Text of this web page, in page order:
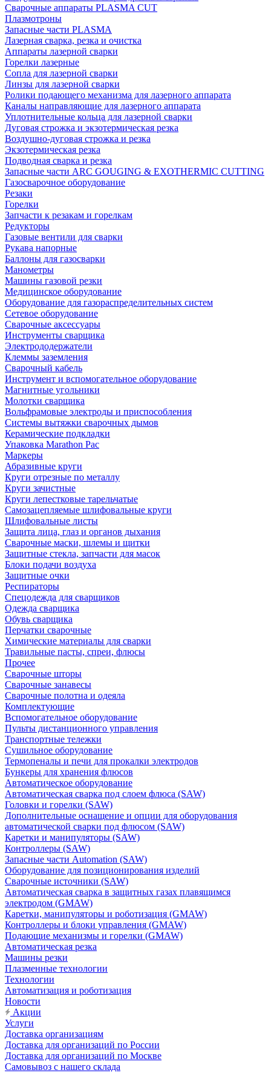
Сварочные аппараты PLASMA CUT
Плазмотроны
Запасные части PLASMA
Лазерная сварка, резка и очистка
Аппараты лазерной сварки
Горелки лазерные
Сопла для лазерной сварки
Линзы для лазерной сварки
Ролики подающего механизма для лазерного аппарата
Каналы направляющие для лазерного аппарата
Уплотнительные кольца для лазерной сварки
Дуговая строжка и экзотермическая резка
Воздушно-дуговая строжка и резка
Экзотермическая резка
Подводная сварка и резка
Запасные части ARC GOUGING & EXOTHERMIC CUTTING
Газосварочное оборудование
Резаки
Горелки
Запчасти к резакам и горелкам
Редукторы
Газовые вентили для сварки
Рукава напорные
Баллоны для газосварки
Манометры
Машины газовой резки
Медицинское оборудование
Оборудование для газораспределительных систем
Сетевое оборудование
Сварочные аксессуары
Инструменты сварщика
Электрододержатели
Клеммы заземления
Сварочный кабель
Инструмент и вспомогательное оборудование
Магнитные угольники
Молотки сварщика
Вольфрамовые электроды и приспособления
Системы вытяжки сварочных дымов
Керамические подкладки
Упаковка Marathon Pac
Маркеры
Абразивные круги
Круги отрезные по металлу
Круги зачистные
Круги лепестковые тарельчатые
Самозацепляемые шлифовальные круги
Шлифовальные листы
Защита лица, глаз и органов дыхания
Сварочные маски, шлемы и щитки
Защитные стекла, запчасти для масок
Блоки подачи воздуха
Защитные очки
Респираторы
Спецодежда для сварщиков
Одежда сварщика
Обувь сварщика
Перчатки сварочные
Химические материалы для сварки
Травильные пасты, спреи, флюсы
Прочее
Сварочные шторы
Сварочные занавесы
Сварочные полотна и одеяла
Комплектующие
Вспомогательное оборудование
Пульты дистанционного управления
Транспортные тележки
Сушильное оборудование
Термопеналы и печи для прокалки электродов
Бункеры для хранения флюсов
Автоматическое оборудование
Автоматическая сварка под слоем флюса (SAW)
Головки и горелки (SAW)
Дополнительные оснащение и опции для оборудования
автоматической сварки под флюсом (SAW)
Каретки и манипуляторы (SAW)
Контроллеры (SAW)
Запасные части Automation (SAW)
Оборудование для позиционирования изделий
Сварочные источники (SAW)
Автоматическая сварка в защитных газах плавящимся
электродом (GMAW)
Каретки, манипуляторы и роботизация (GMAW)
Контроллеры и блоки управления (GMAW)
Подающие механизмы и горелки (GMAW)
Автоматическая резка
Машины резки
Плазменные технологии
Технологии
Автоматизация и роботизация
Новости
Акции
Услуги
Доставка организациям
Доставка для организаций по России
Доставка для организаций по Москве
Самовывоз с нашего склада